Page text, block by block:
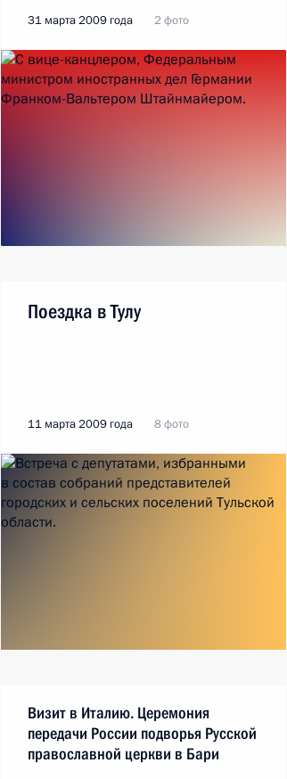
31 марта 2009 года 2 фото
Поездка в Тулу
11 марта 2009 года 8 фото
Визит в Италию. Церемония
передачи России подворья Русской
православной церкви в Бари